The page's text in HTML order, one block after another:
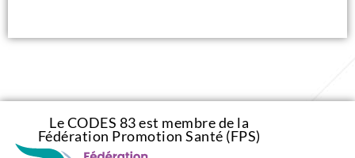
Le CODES 83 est membre de la
Fédération Promotion Santé (FPS)